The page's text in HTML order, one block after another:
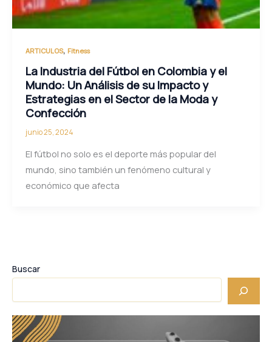
ARTICULOS, Fitness
La Industria del Fútbol en Colombia y el
Mundo: Un Análisis de su Impacto y
Estrategias en el Sector de la Moda y
Confección
junio 25, 2024
El fútbol no solo es el deporte más popular del
mundo, sino también un fenómeno cultural y
económico que afecta
Buscar